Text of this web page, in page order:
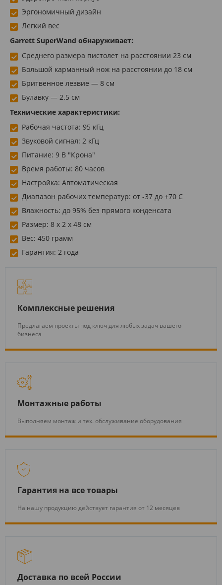
Эргономичный дизайн
Легкий вес
Garrett SuperWand обнаруживает:
Среднего размера пистолет на расстоянии 23 см
Большой карманный нож на расстоянии до 18 см
Бритвенное лезвие — 8 см
Булавку — 2.5 см
Технические характеристики:
Рабочая частота: 95 кГц
Звуковой сигнал: 2 кГц
Питание: 9 В "Крона"
Время работы: 80 часов
Настройка: Автоматическая
Диапазон рабочих температур: от -37 до +70 C
Влажность: до 95% без прямого конденсата
Размер: 8 х 2 х 48 см
Вес: 450 грамм
Гарантия: 2 года
Комплексные решения
Предлагаем проекты под ключ для любых задач вашего
бизнеса
Монтажные работы
Выполняем монтаж и тех. обслуживание оборудования
Гарантия на все товары
На нашу продукцию действует гарантия от 12 месяцев
Доставка по всей России